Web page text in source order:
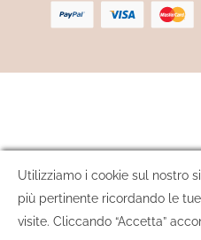
Utilizziamo i cookie sul nostro
più pertinente ricordando le
visite. Cliccando “Accetta”